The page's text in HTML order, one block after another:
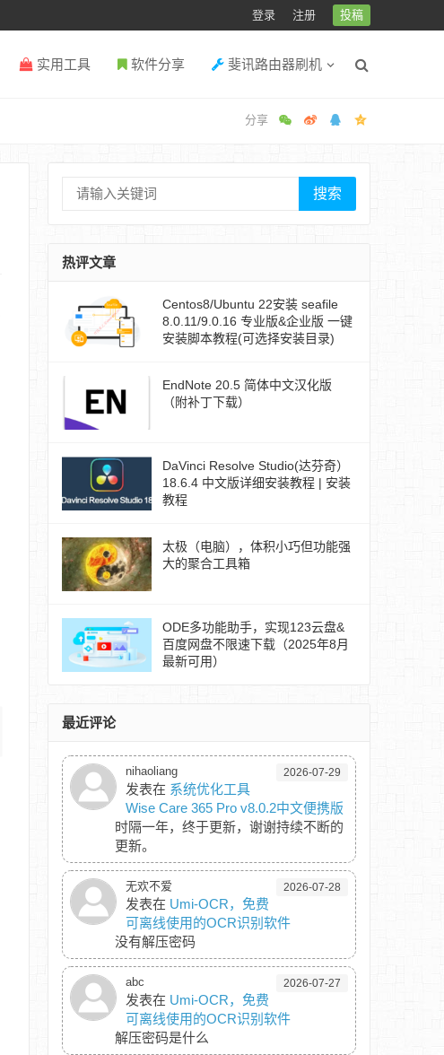
登录 注册 投稿
实用工具 软件分享 斐讯路由器刷机
搜索
热评文章
Centos8/Ubuntu 22安装 seafile
8.0.11/9.0.16 专业版&企业版 一键
安装脚本教程(可选择安装目录)
EndNote 20.5 简体中文汉化版
（附补丁下载）
DaVinci Resolve Studio(达芬奇）
18.6.4 中文版详细安装教程 | 安装
教程
太极（电脑），体积小巧但功能强
大的聚合工具箱
ODE多功能助手，实现123云盘&
百度网盘不限速下载（2025年8月
最新可用）
最近评论
nihaoliang 2026-07-29
发表在 系统优化工具
Wise Care 365 Pro v8.0.2中文便携版
时隔一年，终于更新，谢谢持续不断的
更新。
无欢不爱 2026-07-28
发表在 Umi-OCR，免费
可离线使用的OCR识别软件
没有解压密码
abc 2026-07-27
发表在 Umi-OCR，免费
可离线使用的OCR识别软件
解压密码是什么